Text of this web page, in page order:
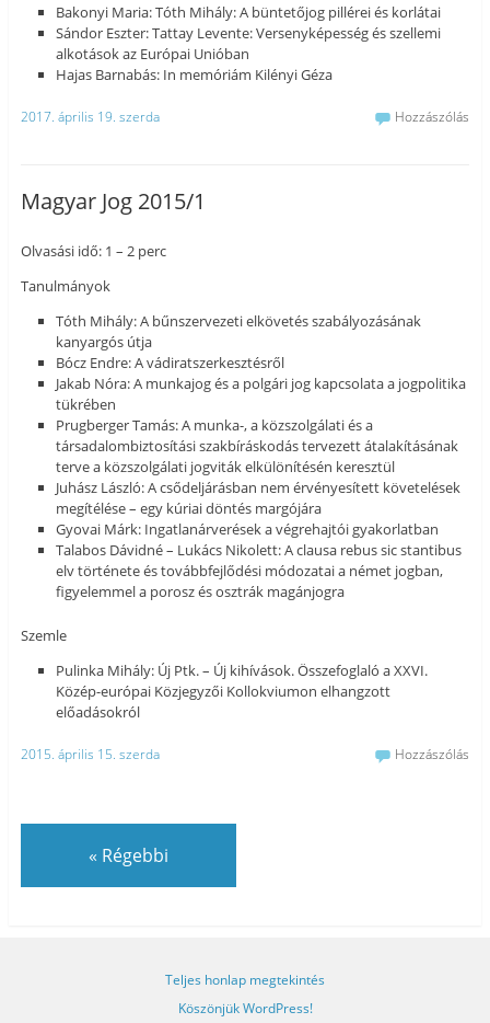
Bakonyi Maria: Tóth Mihály: A büntetőjog pillérei és korlátai
Sándor Eszter: Tattay Levente: Versenyképesség és szellemi
alkotások az Európai Unióban
Hajas Barnabás: In memóriám Kilényi Géza
2017. április 19. szerda Hozzászólás
Magyar Jog 2015/1
Olvasási idő: 1 – 2 perc
Tanulmányok
Tóth Mihály: A bűnszervezeti elkövetés szabályozásának
kanyargós útja
Bócz Endre: A vádiratszerkesztésről
Jakab Nóra: A munkajog és a polgári jog kapcsolata a jogpolitika
tükrében
Prugberger Tamás: A munka-, a közszolgálati és a
társadalombiztosítási szakbíráskodás tervezett átalakításának
terve a közszolgálati jogviták elkülönítésén keresztül
Juhász László: A csődeljárásban nem érvényesített követelések
megítélése – egy kúriai döntés margójára
Gyovai Márk: Ingatlanárverések a végrehajtói gyakorlatban
Talabos Dávidné – Lukács Nikolett: A clausa rebus sic stantibus
elv története és továbbfejlődési módozatai a német jogban,
figyelemmel a porosz és osztrák magánjogra
Szemle
Pulinka Mihály: Új Ptk. – Új kihívások. Összefoglaló a XXVI.
Közép-európai Közjegyzői Kollokviumon elhangzott
előadásokról
2015. április 15. szerda Hozzászólás
« Régebbi
Teljes honlap megtekintés
Köszönjük WordPress!